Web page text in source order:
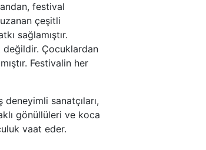
festival
çeşitli
sağlamıştır.
değildir. Çocuklardan
Festivalin her
sanatçıları,
gönüllüleri ve koca
vaat eder.